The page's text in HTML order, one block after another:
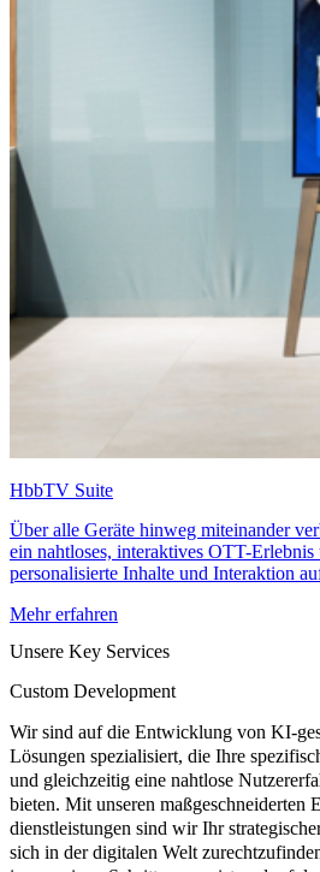
HbbTV Suite
Über alle Geräte hinweg miteinander
ein nahtloses, interaktives OTT-
personalisierte Inhalte und Interaktion
Mehr erfahren
Unsere Key Services
Custom Development
Wir sind auf die Entwicklung von KI-
Lösungen spezialisiert, die Ihre
und gleichzeitig eine nahtlose
bieten. Mit unseren maßgeschneiderten
dienstleistungen sind wir Ihr
sich in der digitalen Welt